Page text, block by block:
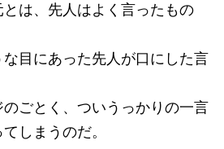
は、先人はよく言ったもの
目にあった先人が口にした言
ごとく、ついうっかりの一言
しまうのだ。